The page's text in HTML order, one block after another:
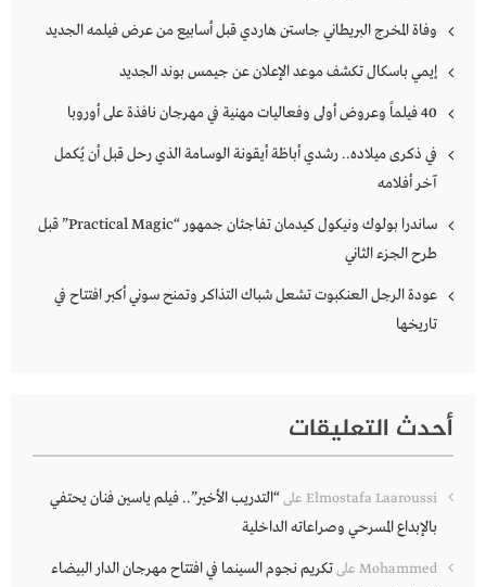
وفاة المخرج البريطاني جاستن هاردي قبل أسابيع من عرض فيلمه الجديد
إيمي باسكال تكشف موعد الإعلان عن جيمس بوند الجديد
40 فيلماً وعروض أولى وفعاليات مهنية في مهرجان نافذة على أوروبا
في ذكرى ميلاده.. رشدي أباظة أيقونة الوسامة الذي رحل قبل أن يُكمل
آخر أفلامه
ساندرا بولوك ونيكول كيدمان تفاجئان جمهور “Practical Magic” قبل
طرح الجزء الثاني
عودة الرجل العنكبوت تشعل شباك التذاكر وتمنح سوني أكبر افتتاح في
تاريخها
أحدث التعليقات
Elmostafa Laaroussi على“التدريب الأخير”.. فيلم ياسين فنان يحتفي
بالإبداع المسرحي وصراعاته الداخلية
Mohammed علىتكريم نجوم السينما في افتتاح مهرجان الدار البيضاء